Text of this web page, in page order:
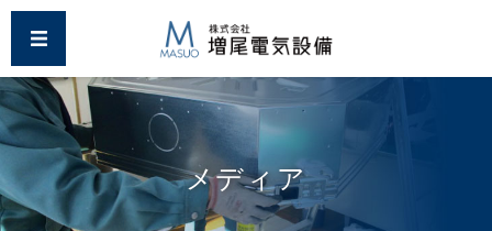
コ
テ
ン
ツ
に
動
ナ
ゲ
ー
シ
ョ
に
移
メディア